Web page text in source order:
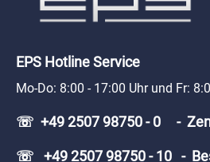
EPS Hotline Service
Mo-Do: 8:00 - 17:00 Uhr und Fr:
☏ +49 2507 98750 - 0 -
☏ +49 2507 98750 - 10 -